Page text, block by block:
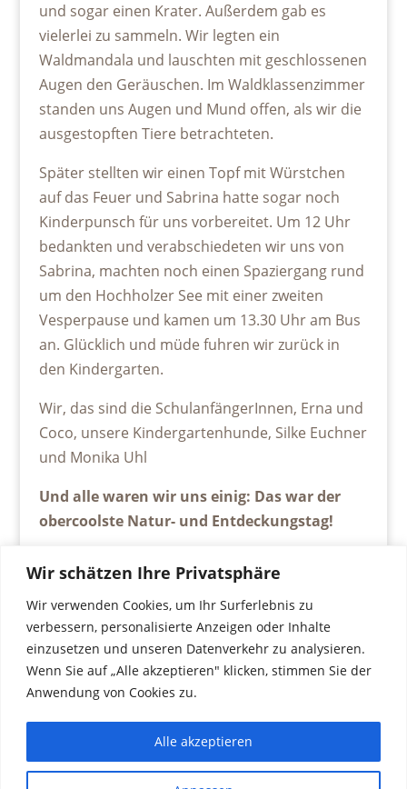
Wir schätzen Ihre Privatsphäre
Wir verwenden Cookies, um Ihr Surferlebnis zu
verbessern, personalisierte Anzeigen oder Inhalte
einzusetzen und unseren Datenverkehr zu analysieren.
Wenn Sie auf „Alle akzeptieren" klicken, stimmen Sie der
Anwendung von Cookies zu.
Alle akzeptieren
und sogar einen Krater. Außerdem gab es
vielerlei zu sammeln. Wir legten ein
Waldmandala und lauschten mit geschlossenen
Augen den Geräuschen. Im Waldklassenzimmer
standen uns Augen und Mund offen, als wir die
ausgestopften Tiere betrachteten.
Später stellten wir einen Topf mit Würstchen
auf das Feuer und Sabrina hatte sogar noch
Kinderpunsch für uns vorbereitet. Um 12 Uhr
bedankten und verabschiedeten wir uns von
Sabrina, machten noch einen Spaziergang rund
um den Hochholzer See mit einer zweiten
Vesperpause und kamen um 13.30 Uhr am Bus
an. Glücklich und müde fuhren wir zurück in
den Kindergarten.
Wir, das sind die SchulanfängerInnen, Erna und
Coco, unsere Kindergartenhunde, Silke Euchner
und Monika Uhl
Und alle waren wir uns einig: Das war der
obercoolste Natur- und Entdeckungstag!